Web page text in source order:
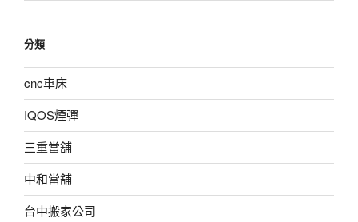
分類
cnc車床
IQOS煙彈
三重當舖
中和當舖
台中搬家公司